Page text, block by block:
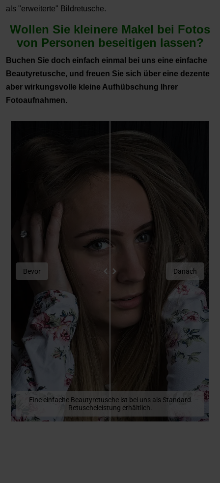
als "erweiterte" Bildretusche.
Wollen Sie kleinere Makel bei Fotos
von Personen beseitigen lassen?
Buchen Sie doch einfach einmal bei uns eine einfache
Beautyretusche, und freuen Sie sich über eine dezente
aber wirkungsvolle kleine Aufhübschung Ihrer
Fotoaufnahmen.
Eine einfache Beautyretusche ist bei uns als Standard
Retuscheleistung erhältlich.
Bevor Danach